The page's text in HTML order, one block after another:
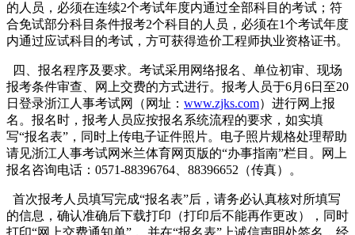
的人员，必须在连续2个考试年度内通过全部科目的考试；符
合免试部分科目条件报考2个科目的人员，必须在1个考试年度
内通过应试科目的考试，方可获得造价工程师执业资格证书。
四、报名程序及要求。考试采用网络报名、单位初审、现场
报考条件审查、网上交费的方式进行。报考人员于6月6日至20
日登录浙江人事考试网（网址： www.zjks.com）进行网上报
名。报名时，报考人员应按报名系统流程的要求，如实填
写“报名表”，同时上传电子证件照片。电子照片规格处理帮助
请见浙江人事考试网米兰体育网页版的“办事指南”栏目。网上
报名咨询电话：0571-88396764、88396652（传真）。
首次报考人员填写完成“报名表”后，请务必认真核对所填写
的信息，确认准确后下载打印（打印后不能再作更改），同时